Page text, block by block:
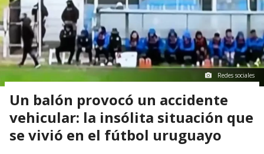
Redes sociales
Un balón provocó un accidente
vehicular: la insólita situación que
se vivió en el fútbol uruguayo